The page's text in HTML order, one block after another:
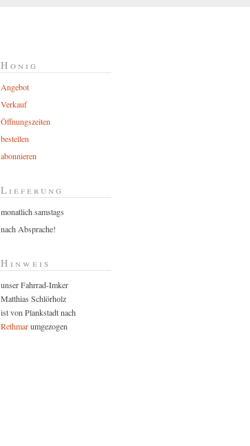
Honig
Angebot
Verkauf
Öffnungszeiten
bestellen
abonnieren
Lieferung
monatlich samstags
nach Absprache!
Hinweis
unser Fahrrad-Imker
Matthias Schlörholz
ist von Plankstadt nach
Rethmarumgezogen